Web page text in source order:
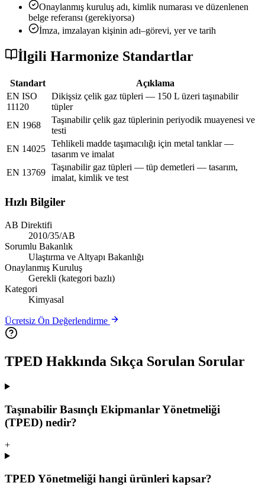
Onaylanmış kuruluş adı, kimlik numarası ve düzenlenen
belge referansı (gerekiyorsa)
İmza, imzalayan kişinin adı–görevi, yer ve tarih
İlgili Harmonize Standartlar
Standart
Açıklama
EN ISO
11120
Dikişsiz çelik gaz tüpleri — 150 L üzeri taşınabilir
tüpler
EN 1968
Taşınabilir çelik gaz tüplerinin periyodik muayenesi ve
testi
EN 14025
Tehlikeli madde taşımacılığı için metal tanklar —
tasarım ve imalat
EN 13769
Taşınabilir gaz tüpleri — tüp demetleri — tasarım,
imalat, kimlik ve test
Hızlı Bilgiler
AB Direktifi
2010/35/AB
Sorumlu Bakanlık
Ulaştırma ve Altyapı Bakanlığı
Onaylanmış Kuruluş
Gerekli (kategori bazlı)
Kategori
Kimyasal
Ücretsiz Ön Değerlendirme
TPED Hakkında Sıkça Sorulan Sorular
Taşınabilir Basınçlı Ekipmanlar Yönetmeliği
(TPED) nedir?
+
TPED Yönetmeliği hangi ürünleri kapsar?